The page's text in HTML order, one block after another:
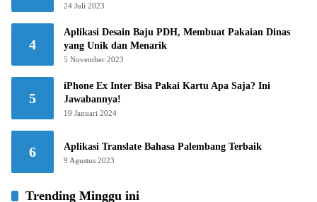
24 Juli 2023
4
Aplikasi Desain Baju PDH, Membuat Pakaian Dinas
yang Unik dan Menarik
5 November 2023
5
iPhone Ex Inter Bisa Pakai Kartu Apa Saja? Ini
Jawabannya!
19 Januari 2024
6 Aplikasi Translate Bahasa Palembang Terbaik
9 Agustus 2023
Trending Minggu ini